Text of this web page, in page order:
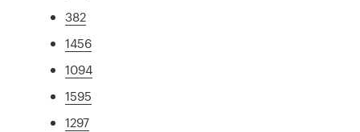
382
1456
1094
1595
1297